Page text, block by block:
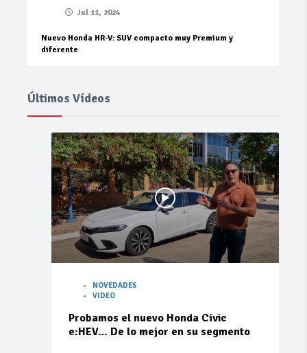
Jul 11, 2024
Nuevo Honda HR-V: SUV compacto muy Premium y
diferente
Últimos Vídeos
NOVEDADES
VIDEO
Probamos el nuevo Honda Civic
e:HEV… De lo mejor en su segmento